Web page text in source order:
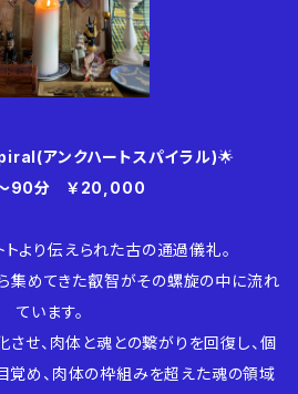
アンクハートスパイラル)🌟
90分 ￥20,000
より伝えられた古の通過儀礼。
集めてきた叡智がその螺旋の中に流れ
ています。
せ、肉体と魂との繋がりを回復し、個
覚め、肉体の枠組みを超えた魂の領域